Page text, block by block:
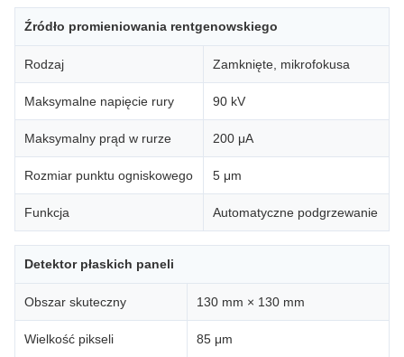
Źródło promieniowania rentgenowskiego
Rodzaj Zamknięte, mikrofokusa
Maksymalne napięcie rury 90 kV
Maksymalny prąd w rurze 200 μA
Rozmiar punktu ogniskowego 5 μm
Funkcja Automatyczne podgrzewanie
Detektor płaskich paneli
Obszar skuteczny 130 mm × 130 mm
Wielkość pikseli 85 μm